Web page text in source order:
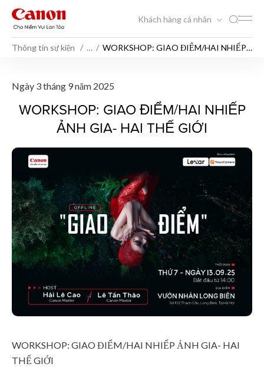
Khách hàng cá nhân
Thông tin sự kiện …
WORKSHOP: GIAO ĐIỂM/HAI NHIẾP
WORKSHOP: GIAO ĐIỂM/
Ngày 3 tháng 9 năm 2025
WORKSHOP: GIAO ĐIỂM/HAI NHIẾP
ẢNH GIA- HAI THẾ GIỚI
WORKSHOP: GIAO ĐIỂM/HAI NHIẾP ẢNH GIA- HAI
THẾ GIỚI